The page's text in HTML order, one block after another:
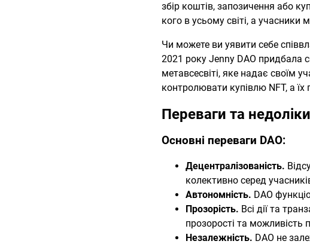
збір коштів, запозичення або
кого в усьому світі, а
Чи можете ви уявити себе
2021 року Jenny DAO придбала
метавсесвіті, яке надає своїм
контролювати купівлю NFT, а
Переваги та
Основні переваги DAO:
Децентралізованість.
колективно серед
Автономність. DAO
Прозорість. Всі дії та
прозорості та можливість
Незалежність. DAO не